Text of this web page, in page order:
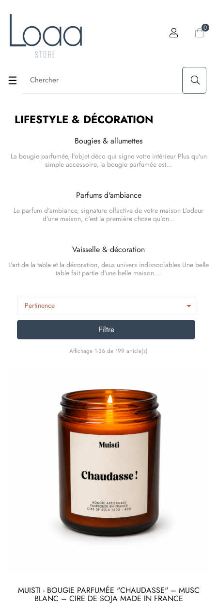
Basculer
navigation
☰
0
LIFESTYLE & DÉCORATION
Bougies & allumettes
La bougie parfumée, l'objet déco qui signe votre intérieur Plus qu'un
simple accessoire, la bougie parfumée est...
Parfums d'ambiance
Le parfum d'ambiance, signature olfactive de votre maison L'odeur
d'une maison, c'est la première chose qu'on...
Vaisselle & décoration
L'art de la table et la décoration, deux univers indissociables Une belle
table fait partie d'une belle maison....
Pertinence 
Filtre
Affichage 1-36 de 199 article(s)
MUISTI - BOUGIE PARFUMÉE "CHAUDASSE" – MUSC
BLANC – CIRE DE SOJA MADE IN FRANCE